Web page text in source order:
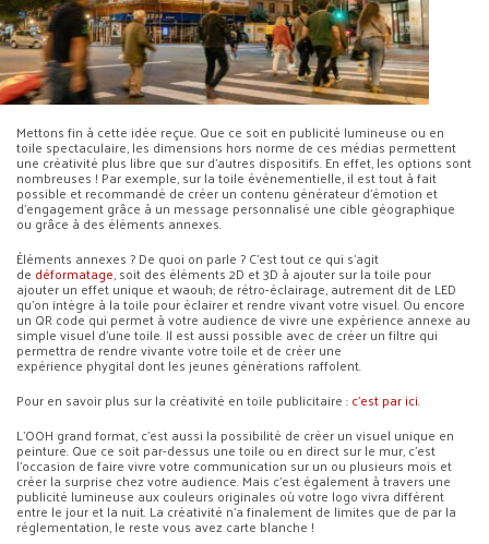
Mettons fin à cette idée reçue. Que ce soit en publicité lumineuse ou en
toile spectaculaire, les dimensions hors norme de ces médias permettent
une créativité plus libre que sur d’autres dispositifs. En effet, les options sont
nombreuses ! Par exemple, sur la toile événementielle, il est tout à fait
possible et recommandé de créer un contenu générateur d’émotion et
d’engagement grâce à un message personnalisé une cible géographique
ou grâce à des éléments annexes.
Éléments annexes ? De quoi on parle ? C’est tout ce qui s’agit
de déformatage, soit des éléments 2D et 3D à ajouter sur la toile pour
ajouter un effet unique et waouh; de rétro-éclairage, autrement dit de LED
qu’on intègre à la toile pour éclairer et rendre vivant votre visuel. Ou encore
un QR code qui permet à votre audience de vivre une expérience annexe au
simple visuel d’une toile. Il est aussi possible avec de créer un filtre qui
permettra de rendre vivante votre toile et de créer une
expérience phygital dont les jeunes générations raffolent.
Pour en savoir plus sur la créativité en toile publicitaire :c’est par ici.
L’OOH grand format, c’est aussi la possibilité de créer un visuel unique en
peinture. Que ce soit par-dessus une toile ou en direct sur le mur, c’est
l’occasion de faire vivre votre communication sur un ou plusieurs mois et
créer la surprise chez votre audience. Mais c’est également à travers une
publicité lumineuse aux couleurs originales où votre logo vivra différent
entre le jour et la nuit. La créativité n’a finalement de limites que de par la
réglementation, le reste vous avez carte blanche !